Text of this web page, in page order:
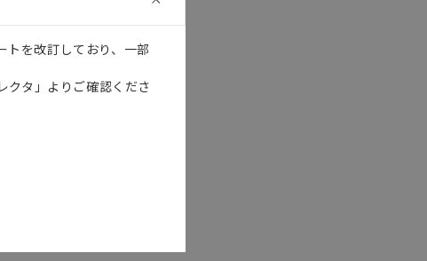
を改訂しており、一部
クタ」よりご確認くださ